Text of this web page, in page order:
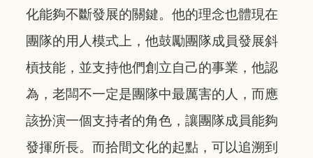
化能夠不斷發展的關鍵。他的理念也體現在
團隊的用人模式上，他鼓勵團隊成員發展斜
槓技能，並支持他們創立自己的事業，他認
為，老闆不一定是團隊中最厲害的人，而應
該扮演一個支持者的角色，讓團隊成員能夠
發揮所長。而拾間文化的起點，可以追溯到